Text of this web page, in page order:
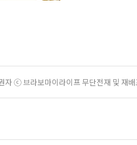
자 ⓒ 브라보마이라이프 무단전재 및 재배